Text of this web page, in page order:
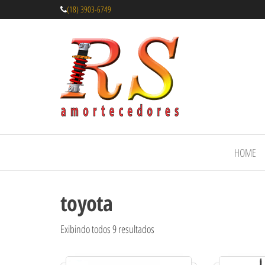
(18) 3903-6749
HOME
toyota
Exibindo todos 9 resultados